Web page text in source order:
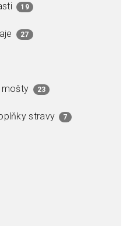
19
27
mošty 23
stravy 7